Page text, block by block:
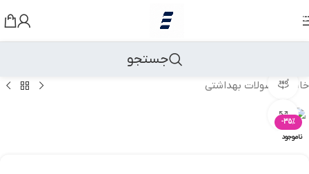
رد کردن به ناوبری
جستجو
خانه /محصولات بهداشتی
-35%
ناموجود
مشاهده 360 درجه